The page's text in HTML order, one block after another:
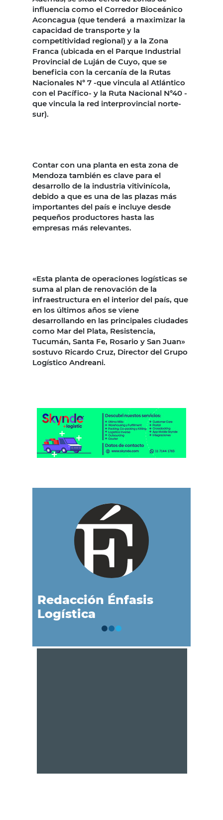
influencia como el Corredor Bioceánico
Aconcagua (que tenderá a maximizar la
capacidad de transporte y la
competitividad regional) y a la Zona
Franca (ubicada en el Parque Industrial
Provincial de Luján de Cuyo, que se
beneficia con la cercanía de la Rutas
Nacionales N° 7 -que vincula al Atlántico
con el Pacífico- y la Ruta Nacional N°40 -
que vincula la red interprovincial norte-
sur).
Contar con una planta en esta zona de
Mendoza también es clave para el
desarrollo de la industria vitivinícola,
debido a que es una de las plazas más
importantes del país e incluye desde
pequeños productores hasta las
empresas más relevantes.
«Esta planta de operaciones logísticas se
suma al plan de renovación de la
infraestructura en el interior del país, que
en los últimos años se viene
desarrollando en las principales ciudades
como Mar del Plata, Resistencia,
Tucumán, Santa Fe, Rosario y San Juan»
sostuvo Ricardo Cruz, Director del Grupo
Logístico Andreani.
Redacción Énfasis
Logística